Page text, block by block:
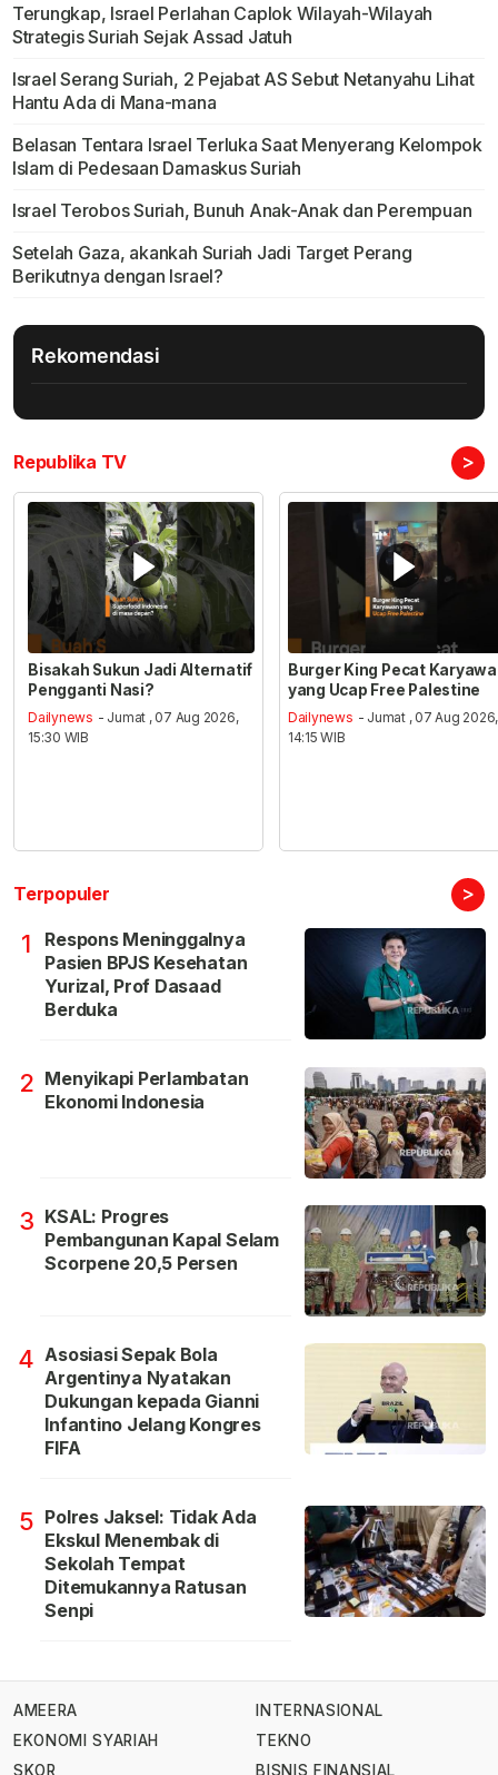
Terungkap, Israel Perlahan Caplok Wilayah-Wilayah
Strategis Suriah Sejak Assad Jatuh
Israel Serang Suriah, 2 Pejabat AS Sebut Netanyahu Lihat
Hantu Ada di Mana-mana
Belasan Tentara Israel Terluka Saat Menyerang Kelompok
Islam di Pedesaan Damaskus Suriah
Israel Terobos Suriah, Bunuh Anak-Anak dan Perempuan
Setelah Gaza, akankah Suriah Jadi Target Perang
Berikutnya dengan Israel?
Rekomendasi
Republika TV >
Bisakah Sukun Jadi Alternatif
Pengganti Nasi?
Dailynews - Jumat , 07 Aug 2026,
15:30 WIB
Burger King Pecat
yang Ucap Free Palestine
Dailynews - Jumat , 07 Aug 2026,
14:15 WIB
Terpopuler >
1
Respons Meninggalnya
Pasien BPJS Kesehatan
Yurizal, Prof Dasaad
Berduka
2 Menyikapi Perlambatan
Ekonomi Indonesia
3 KSAL: Progres
Pembangunan Kapal Selam
Scorpene 20,5 Persen
4 Asosiasi Sepak Bola
Argentinya Nyatakan
Dukungan kepada Gianni
Infantino Jelang Kongres
FIFA
5 Polres Jaksel: Tidak Ada
Ekskul Menembak di
Sekolah Tempat
Ditemukannya Ratusan
Senpi
AMEERA
EKONOMI SYARIAH
SKOR
INTERNASIONAL
TEKNO
BISNIS FINANSIAL